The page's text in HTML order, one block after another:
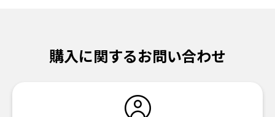
購入に関するお問い合わせ